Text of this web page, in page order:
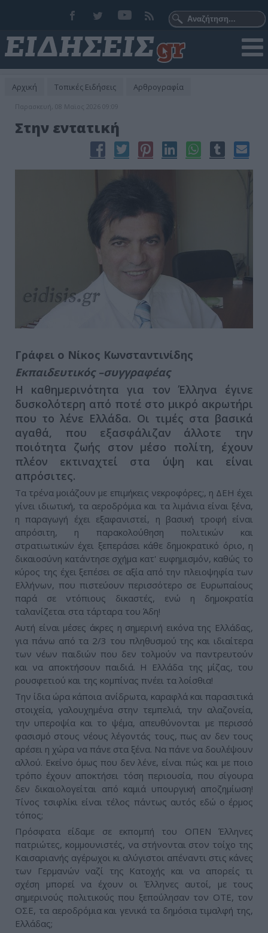
Αρχική Τοπικές Ειδήσεις Αρθρογραφία
Παρασκευή, 08 Μαϊος 2026 09:09
Στην εντατική
Γράφει ο Νίκος Κωνσταντινίδης
Εκπαιδευτικός –συγγραφέας
Η καθημερινότητα για τον Έλληνα έγινε
δυσκολότερη από ποτέ στο μικρό ακρωτήρι
που το λένε Ελλάδα. Οι τιμές στα βασικά
αγαθά, που εξασφάλιζαν άλλοτε την
ποιότητα ζωής στον μέσο πολίτη, έχουν
πλέον εκτιναχτεί στα ύψη και είναι
απρόσιτες.
Τα τρένα μοιάζουν με επιμήκεις νεκροφόρες;, η ΔΕΗ έχει
γίνει ιδιωτική, τα αεροδρόμια και τα λιμάνια είναι ξένα,
η παραγωγή έχει εξαφανιστεί, η βασική τροφή είναι
απρόσιτη, η παρακολούθηση πολιτικών και
στρατιωτικών έχει ξεπεράσει κάθε δημοκρατικό όριο, η
δικαιοσύνη κατάντησε σχήμα κατ' ευφημισμόν, καθώς το
κύρος της έχει ξεπέσει σε αξία από την πλειοψηφία των
Ελλήνων, που πιστεύουν περισσότερο σε Ευρωπαίους
παρά σε ντόπιους δικαστές, ενώ η δημοκρατία
ταλανίζεται στα τάρταρα του Άδη!
Αυτή είναι μέσες άκρες η σημερινή εικόνα της Ελλάδας,
για πάνω από τα 2/3 του πληθυσμού της και ιδιαίτερα
των νέων παιδιών που δεν τολμούν να παντρευτούν
και να αποκτήσουν παιδιά. Η Ελλάδα της μίζας, του
ρουσφετιού και της κομπίνας πνέει τα λοίσθια!
Την ίδια ώρα κάποια ανίδρωτα, καραφλά και παρασιτικά
στοιχεία, γαλουχημένα στην τεμπελιά, την αλαζονεία,
την υπεροψία και το ψέμα, απευθύνονται με περισσό
φασισμό στους νέους λέγοντάς τους, πως αν δεν τους
αρέσει η χώρα να πάνε στα ξένα. Να πάνε να δουλέψουν
αλλού. Εκείνο όμως που δεν λένε, είναι πώς και με ποιο
τρόπο έχουν αποκτήσει τόση περιουσία, που σίγουρα
δεν δικαιολογείται από καμιά υπουργική αποζημίωση!
Τίνος τσιφλίκι είναι τέλος πάντως αυτός εδώ ο έρμος
τόπος;
Πρόσφατα είδαμε σε εκπομπή του ΟΠΕΝ Έλληνες
πατριώτες, κομμουνιστές, να στήνονται στον τοίχο της
Καισαριανής αγέρωχοι κι αλύγιστοι απέναντι στις κάνες
των Γερμανών ναζί της Κατοχής και να απορείς τι
σχέση μπορεί να έχουν οι Έλληνες αυτοί, με τους
σημερινούς πολιτικούς που ξεπούλησαν τον ΟΤΕ, τον
ΟΣΕ, τα αεροδρόμια και γενικά τα δημόσια τιμαλφή της,
Ελλάδας;